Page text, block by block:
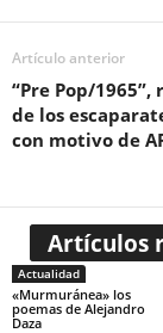
Artículo anterior
“Pre Pop/1965”,
de los
con motivo de
Artículos
Actualidad
«Murmuránea» los
poemas de Alejandro
Daza